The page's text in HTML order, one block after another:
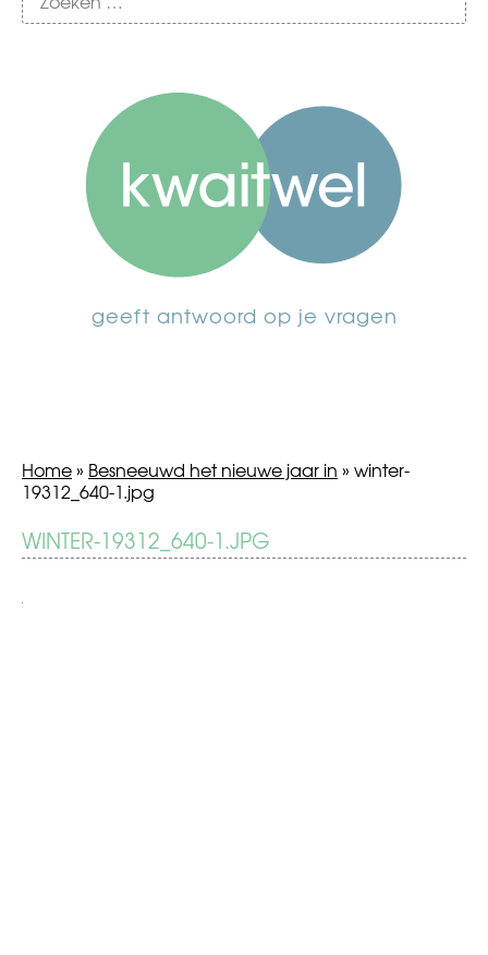
geeft antwoord op je vragen
Home» Besneeuwd het nieuwe jaar in » winter-
19312_640-1.jpg
WINTER-19312_640-1.JPG
BERICHT
NAVIGATIE
Besneeuwd
het
jaar